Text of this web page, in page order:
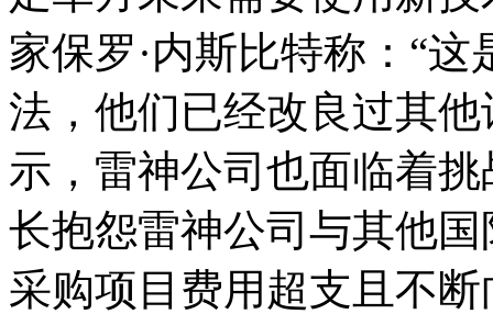
家保罗·内斯比特称：“
法，他们已经改良过其
示，雷神公司也面临着
长抱怨雷神公司与其他
采购项目费用超支且不